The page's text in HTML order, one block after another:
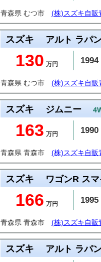
青森県 むつ市 (株)スズキ自販
スズキ アルト ラパ
130 万円 1994
青森県 むつ市 (株)スズキ自販
スズキ ジムニー
163 万円 1990
青森県 青森市 (株)スズキ自販
スズキ ワゴンR ス
166 万円 1995
青森県 青森市 (株)スズキ自販
スズキ アルト ラパ